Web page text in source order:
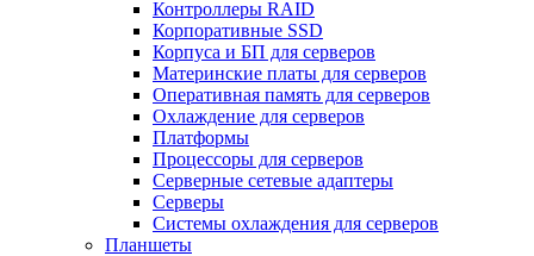
Контроллеры RAID
Корпоративные SSD
Корпуса и БП для серверов
Материнские платы для серверов
Оперативная память для серверов
Охлаждение для серверов
Платформы
Процессоры для серверов
Серверные сетевые адаптеры
Серверы
Системы охлаждения для серверов
Планшеты